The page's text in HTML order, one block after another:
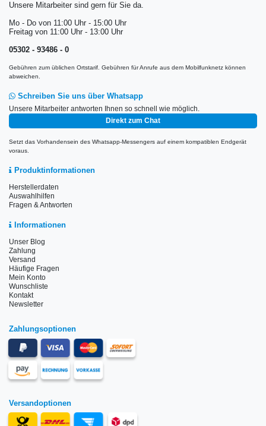
Unsere Mitarbeiter sind gern für Sie da.
Mo - Do von 11:00 Uhr - 15:00 Uhr
Freitag von 11:00 Uhr - 13:00 Uhr
05302 - 93486 - 0
Gebühren zum üblichen Ortstarif. Gebühren für Anrufe aus dem Mobilfunknetz können
abweichen.
Schreiben Sie uns über Whatsapp
Unsere Mitarbeiter antworten Ihnen so schnell wie möglich.
Direkt zum Chat
Setzt das Vorhandensein des Whatsapp-Messengers auf einem kompatiblen Endgerät
voraus.
Produktinformationen
Herstellerdaten
Auswahlhilfen
Fragen & Antworten
Informationen
Unser Blog
Zahlung
Versand
Häufige Fragen
Mein Konto
Wunschliste
Kontakt
Newsletter
Zahlungsoptionen
Versandoptionen